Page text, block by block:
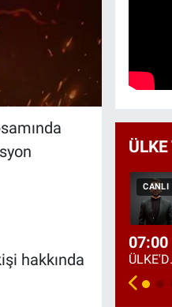
hakkında
CANLI
07:00